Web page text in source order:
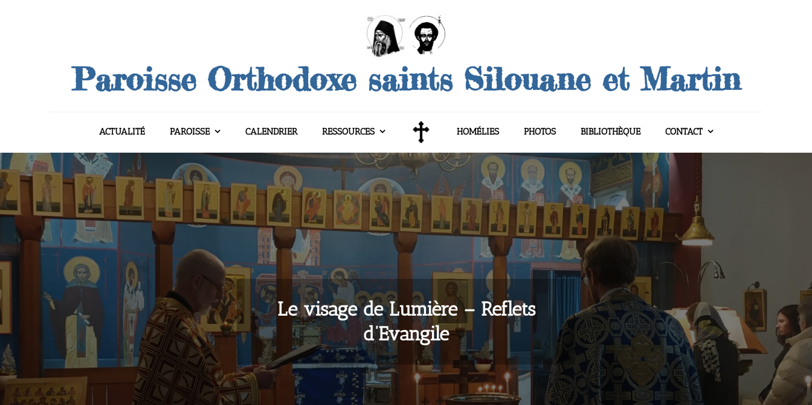
Paroisse Orthodoxe saints Silouane et Martin
ACTUALITÉ PAROISSE CALENDRIER RESSOURCES HOMÉLIES PHOTOS BIBLIOTHÈQUE CONTACT
Le visage de Lumière – Reflets
d’Evangile